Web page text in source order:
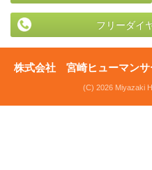
フリーダイ
株式会社 宮崎ヒューマンサ
(C) 2026 Miyazaki